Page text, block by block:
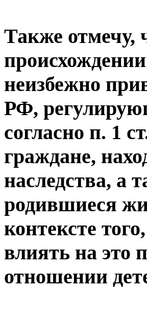
Также отмечу,
неизбежно
РФ,
согласно п. 1
граждане,
наследства, а
родившиеся
контексте
влиять на это
отношении